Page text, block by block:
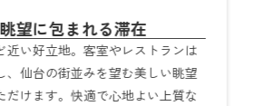
望に包まれる滞在
近い好立地。客室やレストランは
、仙台の街並みを望む美しい眺望
だけます。快適で心地よい上質な